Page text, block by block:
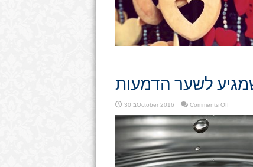
לשער הדמעות
30 בOctober 2016 Comments Offon
שמגיע
לשער